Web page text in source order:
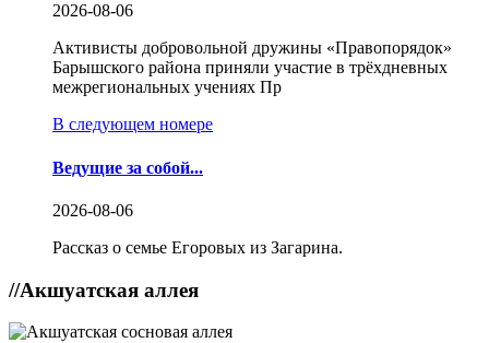
2026-08-06
Активисты добровольной дружины «Правопорядок»
Барышского района приняли участие в трёхдневных
межрегиональных учениях Пр
В следующем номере
Ведущие за собой...
2026-08-06
Рассказ о семье Егоровых из Загарина.
//Акшуатская аллея